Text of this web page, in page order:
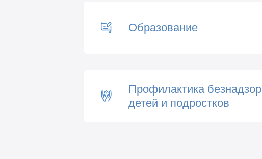
Образование
Профилактика
детей и подростков